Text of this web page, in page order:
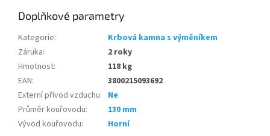
Doplňkové parametry
Kategorie:
Krbová kamna s výměníkem
Záruka:
2 roky
Hmotnost:
118 kg
EAN:
3800215093692
Externí přívod vzduchu: Ne
Průměr kouřovodu:
130 mm
Vývod kouřovodu: Horní